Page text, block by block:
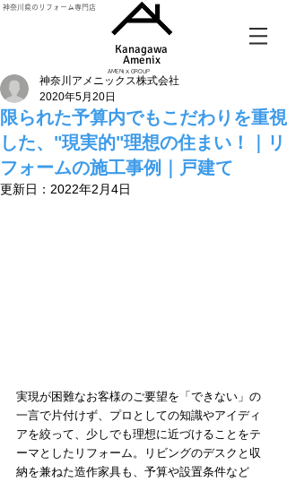
神奈川県のリフォーム専門店
Kanagawa
Amenix​
AMENIX GROUP
限られた予算内でもこだわりを重視
した、"現実的"理想の住まい！｜リ
フォームの施工事例｜戸建て
神奈川アメニックス株式会社
2020年5月20日
更新日： 2022年2月4日
実現が困難なお客様のご要望を「できない」の
一言で片付けず、プロとしての知識やアイディ
アを絞って、少しでも理想に近づけることをテ
ーマとしたリフォーム。リビングのデスクと収
納を兼ねた造作家具も、予算や設置条件など